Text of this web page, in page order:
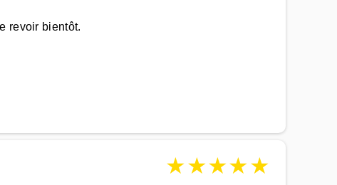
revoir bientôt.
★★★★★